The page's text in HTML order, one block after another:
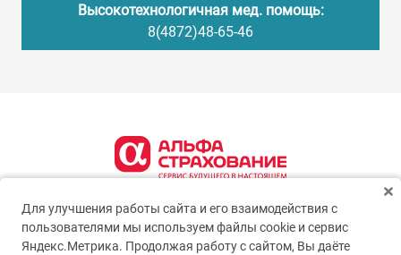
Высокотехнологичная мед. помощь:
8(4872)48-65-46
Для улучшения работы сайта и его взаимодействия с
пользователями мы используем файлы cookie и сервис
Яндекс.Метрика. Продолжая работу с сайтом, Вы даёте